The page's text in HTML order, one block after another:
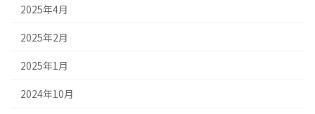
2025年4月
2025年2月
2025年1月
2024年10月